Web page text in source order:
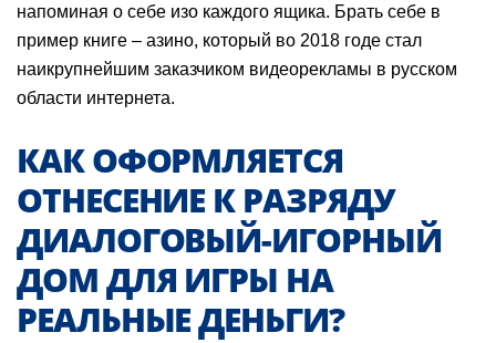
напоминая о себе изо каждого ящика. Брать себе в
пример книге – азино, который во 2018 годе стал
наикрупнейшим заказчиком видеорекламы в русском
области интернета.
КАК ОФОРМЛЯЕТСЯ
ОТНЕСЕНИЕ К РАЗРЯДУ
ДИАЛОГОВЫЙ-ИГОРНЫЙ
ДОМ ДЛЯ ИГРЫ НА
РЕАЛЬНЫЕ ДЕНЬГИ?